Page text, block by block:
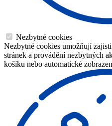
Nezbytné cookies
Nezbytné cookies umožňují
stránek a provádění nezbytných
košíku nebo automatické